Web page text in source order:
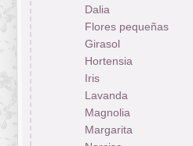
Dalia
Flores pequeñas
Girasol
Hortensia
Iris
Lavanda
Magnolia
Margarita